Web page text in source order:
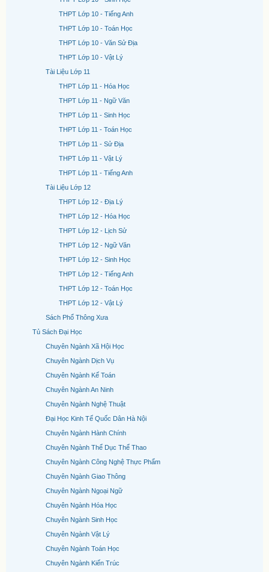
THPT Lớp 10 - Tiếng Anh
THPT Lớp 10 - Toán Học
THPT Lớp 10 - Văn Sử Địa
THPT Lớp 10 - Vật Lý
Tài Liệu Lớp 11
THPT Lớp 11 - Hóa Học
THPT Lớp 11 - Ngữ Văn
THPT Lớp 11 - Sinh Học
THPT Lớp 11 - Toán Học
THPT Lớp 11 - Sử Địa
THPT Lớp 11 - Vật Lý
THPT Lớp 11 - Tiếng Anh
Tài Liệu Lớp 12
THPT Lớp 12 - Địa Lý
THPT Lớp 12 - Hóa Học
THPT Lớp 12 - Lịch Sử
THPT Lớp 12 - Ngữ Văn
THPT Lớp 12 - Sinh Học
THPT Lớp 12 - Tiếng Anh
THPT Lớp 12 - Toán Học
THPT Lớp 12 - Vật Lý
Sách Phổ Thông Xưa
Tủ Sách Đại Học
Chuyên Ngành Xã Hội Học
Chuyên Ngành Dịch Vụ
Chuyên Ngành Kế Toán
Chuyên Ngành An Ninh
Chuyên Ngành Nghệ Thuật
Đại Học Kinh Tế Quốc Dân Hà Nội
Chuyên Ngành Hành Chính
Chuyên Ngành Thể Dục Thể Thao
Chuyên Ngành Công Nghệ Thực Phẩm
Chuyên Ngành Giao Thông
Chuyên Ngành Ngoại Ngữ
Chuyên Ngành Hóa Học
Chuyên Ngành Sinh Học
Chuyên Ngành Vật Lý
Chuyên Ngành Toán Học
Chuyên Ngành Kiến Trúc